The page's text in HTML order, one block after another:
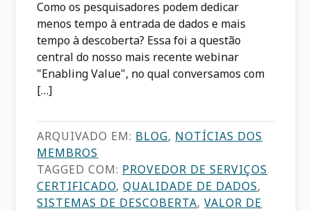
Como os pesquisadores podem dedicar
menos tempo à entrada de dados e mais
tempo à descoberta? Essa foi a questão
central do nosso mais recente webinar
"Enabling Value", no qual conversamos com
[…]
ARQUIVADO EM: BLOG, NOTÍCIAS DOS
MEMBROS
TAGGED COM: PROVEDOR DE SERVIÇOS
CERTIFICADO,QUALIDADE DE DADOS,
SISTEMAS DE DESCOBERTA,VALOR DE